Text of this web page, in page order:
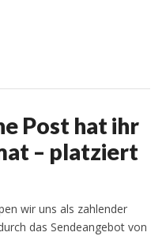
Post hat ihr
– platziert
wir uns als zahlender
das Sendeangebot von